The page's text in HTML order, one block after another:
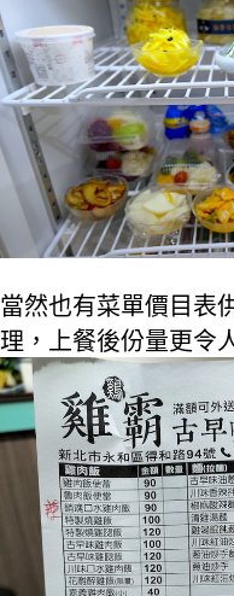
當然也有菜單價目表
理，上餐後份量更令